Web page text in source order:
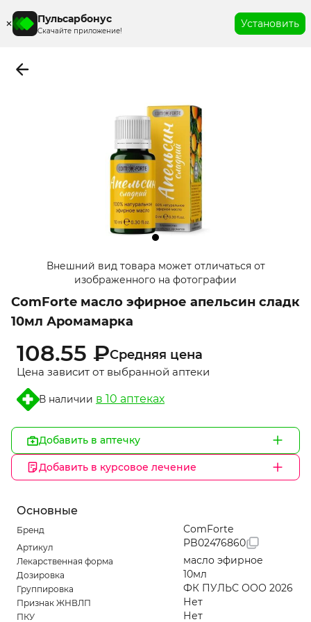
Пульсарбонус
Скачайте приложение!
Установить
1
Внешний вид товара может отличаться от
изображенного на фотографии
ComForte масло эфирное апельсин сладк
10мл Аромамарка
108.55 ₽Средняя цена
Цена зависит от выбранной аптеки
В наличии в 10 аптеках
Добавить в аптечку
Добавить в курсовое лечение
Основные
Бренд ComForte
Артикул PB02476860
Лекарственная форма масло эфирное
Дозировка 10мл
Группировка ФК ПУЛЬС ООО 2026
Признак ЖНВЛП Нет
ПКУ Нет